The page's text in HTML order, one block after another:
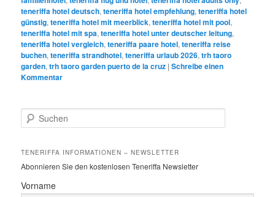
teneriffa hotel deutsch,teneriffa hotel empfehlung,teneriffa hotel
günstig,teneriffa hotel mit meerblick,teneriffa hotel mit pool,
teneriffa hotel mit spa,teneriffa hotel unter deutscher leitung,
teneriffa hotel vergleich,teneriffa paare hotel,teneriffa reise
buchen,teneriffa strandhotel,teneriffa urlaub 2026,trh taoro
garden,trh taoro garden puerto de la cruz |Schreibe einen
Kommentar
u
h
n
TENERIFFA INFORMATIONEN – NEWSLETTER
Abonnieren Sie den kostenlosen Teneriffa Newsletter
Vorname